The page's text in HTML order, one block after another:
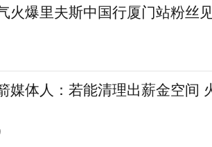
火爆里夫斯中国行厦门站粉丝
媒体人：若能清理出薪金空间